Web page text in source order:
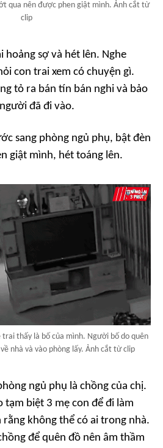
qua nên được phen giật mình. Ảnh cắt từ
clip
hoảng sợ và hét lên. Nghe
con trai xem có chuyện gì.
tỏ ra bán tín bán nghi và bảo
đã đi vào.
sang phòng ngủ phụ, bật đèn
giật mình, hét toáng lên.
thấy là bố của mình. Người bố do quên
nhà và vào phòng lấy. Ảnh cắt từ clip
ngủ phụ là chồng của chị.
tạm biệt 3 mẹ con để đi làm
không thể có ai trong nhà.
để quên đồ nên âm thầm